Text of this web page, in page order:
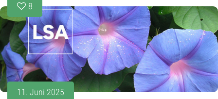
8
11. Juni 2025